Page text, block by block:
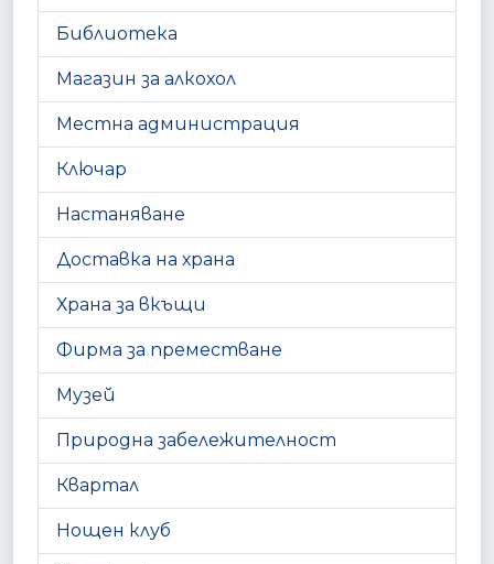
Библиотека
Магазин за алкохол
Местна администрация
Ключар
Настаняване
Доставка на храна
Храна за вкъщи
Фирма за преместване
Музей
Природна забележителност
Квартал
Нощен клуб